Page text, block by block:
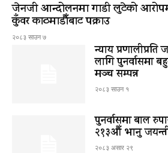
जेनजी आन्दोलनमा गाडी लुटेको
कुँवर काठमाडौँबाट पक्राउ
२०८३ साउन ७
न्याय प्रणालीप्रति
लागि पुनर्वासमा
मञ्च सम्पन्न
२०८३ साउन १
पुनर्वासमा बाल
२१३औँ भानु
२०८३ असार २९